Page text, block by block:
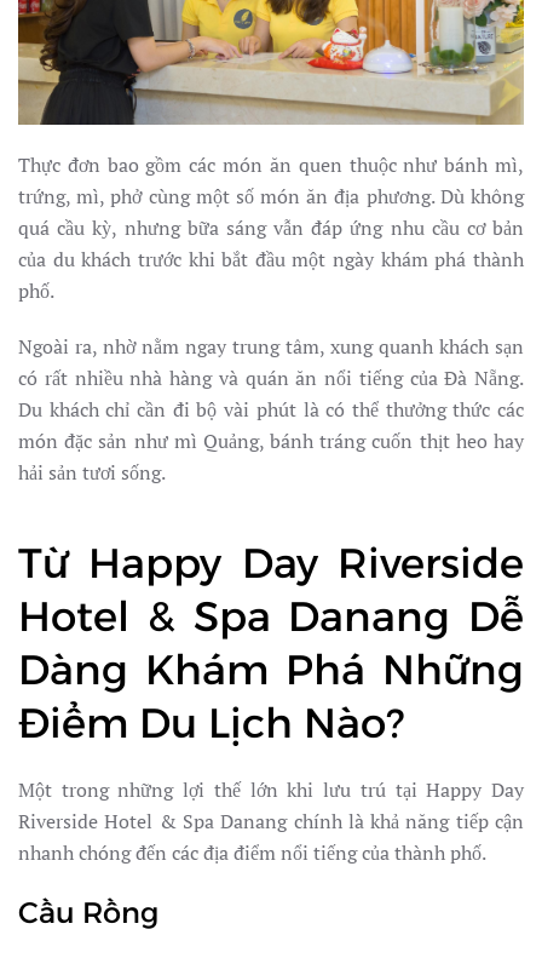
Thực đơn bao gồm các món ăn quen thuộc như bánh mì,
trứng, mì, phở cùng một số món ăn địa phương. Dù không
quá cầu kỳ, nhưng bữa sáng vẫn đáp ứng nhu cầu cơ bản
của du khách trước khi bắt đầu một ngày khám phá thành
phố.
Ngoài ra, nhờ nằm ngay trung tâm, xung quanh khách sạn
có rất nhiều nhà hàng và quán ăn nổi tiếng của Đà Nẵng.
Du khách chỉ cần đi bộ vài phút là có thể thưởng thức các
món đặc sản như mì Quảng, bánh tráng cuốn thịt heo hay
hải sản tươi sống.
Từ Happy Day Riverside
Hotel & Spa Danang Dễ
Dàng Khám Phá Những
Điểm Du Lịch Nào?
Một trong những lợi thế lớn khi lưu trú tại Happy Day
Riverside Hotel & Spa Danang chính là khả năng tiếp cận
nhanh chóng đến các địa điểm nổi tiếng của thành phố.
Cầu Rồng